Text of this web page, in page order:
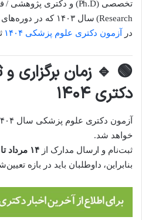
Research) سال ۱۴۰۳ که در دوره‌های
در
آزمون دکتری علوم پزشکی ۱۴۰۴
🟢 🔹 زمان برگزاری
دکتری ۱۴۰۴
آزمون دکتری علوم پزشکی سال ۱۴۰۴ در تاریخ
خواهد شد.
ثبت‌نام و ارسال مدارک از ۱۴ مرداد تا ۲۱ مرداد ۱۴۰۴
بنابراین، داوطلبان باید در بازه